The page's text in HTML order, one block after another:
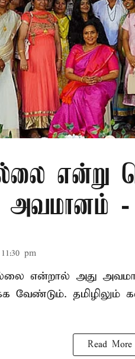
என்று
-
pm
என்றால் அது
வேண்டும். தமிழிலும்
Read More